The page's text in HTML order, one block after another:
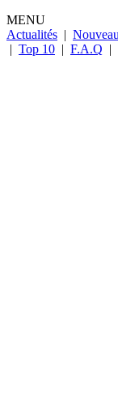
MENU
Actualités |
| Top 10 | F.A.Q |